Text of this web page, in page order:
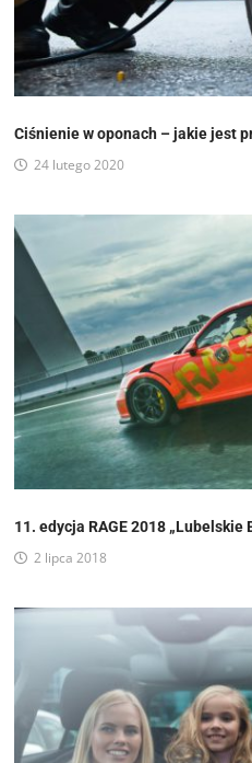
Ciśnienie w oponach – jakie jest
24 lutego 2020
11. edycja RAGE 2018 „Lubelskie
2 lipca 2018